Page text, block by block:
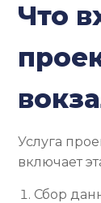
Что
Услуга
включает
Сбор